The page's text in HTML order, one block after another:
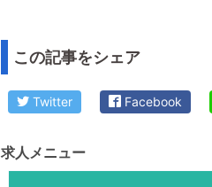
この記事をシェア
Twitter Facebook
求人メニュー